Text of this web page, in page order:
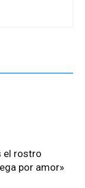
el rostro
por amor»